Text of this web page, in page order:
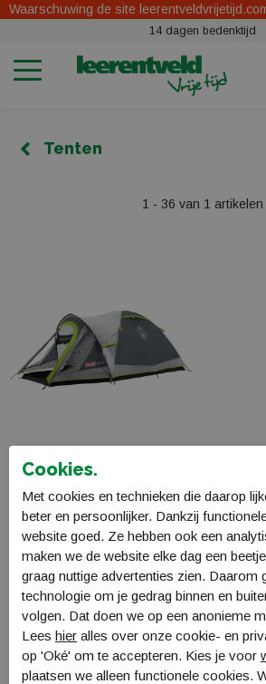
14 dagen bedenktijd
Tenten
1 - 36 van 1 artikelen
2176902
€ 129,99
Cookies.
Met cookies en technieken die daarop
beter en persoonlijker. Dankzij
website goed. Ze hebben ook een
maken we de website elke dag een
graag nuttige advertenties zien. Daarom
technologie om je gedrag binnen en
volgen. Dat doen we op een anonieme
Lees hier alles over onze cookie- en
op 'Oké' om te accepteren. Kies je voor
plaatsen we alleen functionele cookies.